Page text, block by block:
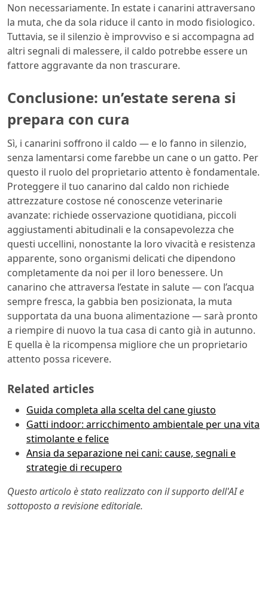
Non necessariamente. In estate i canarini attraversano
la muta, che da sola riduce il canto in modo fisiologico.
Tuttavia, se il silenzio è improvviso e si accompagna ad
altri segnali di malessere, il caldo potrebbe essere un
fattore aggravante da non trascurare.
Conclusione: un’estate serena si
prepara con cura
Sì, i canarini soffrono il caldo — e lo fanno in silenzio,
senza lamentarsi come farebbe un cane o un gatto. Per
questo il ruolo del proprietario attento è fondamentale.
Proteggere il tuo canarino dal caldo non richiede
attrezzature costose né conoscenze veterinarie
avanzate: richiede osservazione quotidiana, piccoli
aggiustamenti abitudinali e la consapevolezza che
questi uccellini, nonostante la loro vivacità e resistenza
apparente, sono organismi delicati che dipendono
completamente da noi per il loro benessere. Un
canarino che attraversa l’estate in salute — con l’acqua
sempre fresca, la gabbia ben posizionata, la muta
supportata da una buona alimentazione — sarà pronto
a riempire di nuovo la tua casa di canto già in autunno.
E quella è la ricompensa migliore che un proprietario
attento possa ricevere.
Related articles
Guida completa alla scelta del cane giusto
Gatti indoor: arricchimento ambientale per una vita
stimolante e felice
Ansia da separazione nei cani: cause, segnali e
strategie di recupero
Questo articolo è stato realizzato con il supporto dell'AI e
sottoposto a revisione editoriale.